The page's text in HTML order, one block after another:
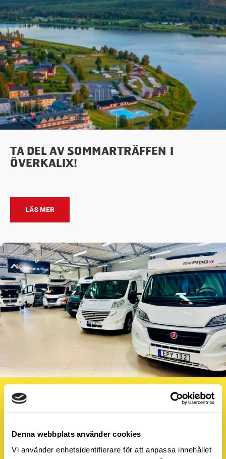
Denna webbplats använder cookies
Vi använder enhetsidentifierare för att anpassa innehållet
TA DEL AV SOMMARTRÄFFEN I
ÖVERKALIX!
LÄS MER
OBS! NYTT SAMARBETSAVTAL
AKhusbilfritidpå Stabsvägen 5 i Kalix har tecknat rabattavtal
Tillbehör 10 %
Verkstadskostnader husbil/husvagn 10 %